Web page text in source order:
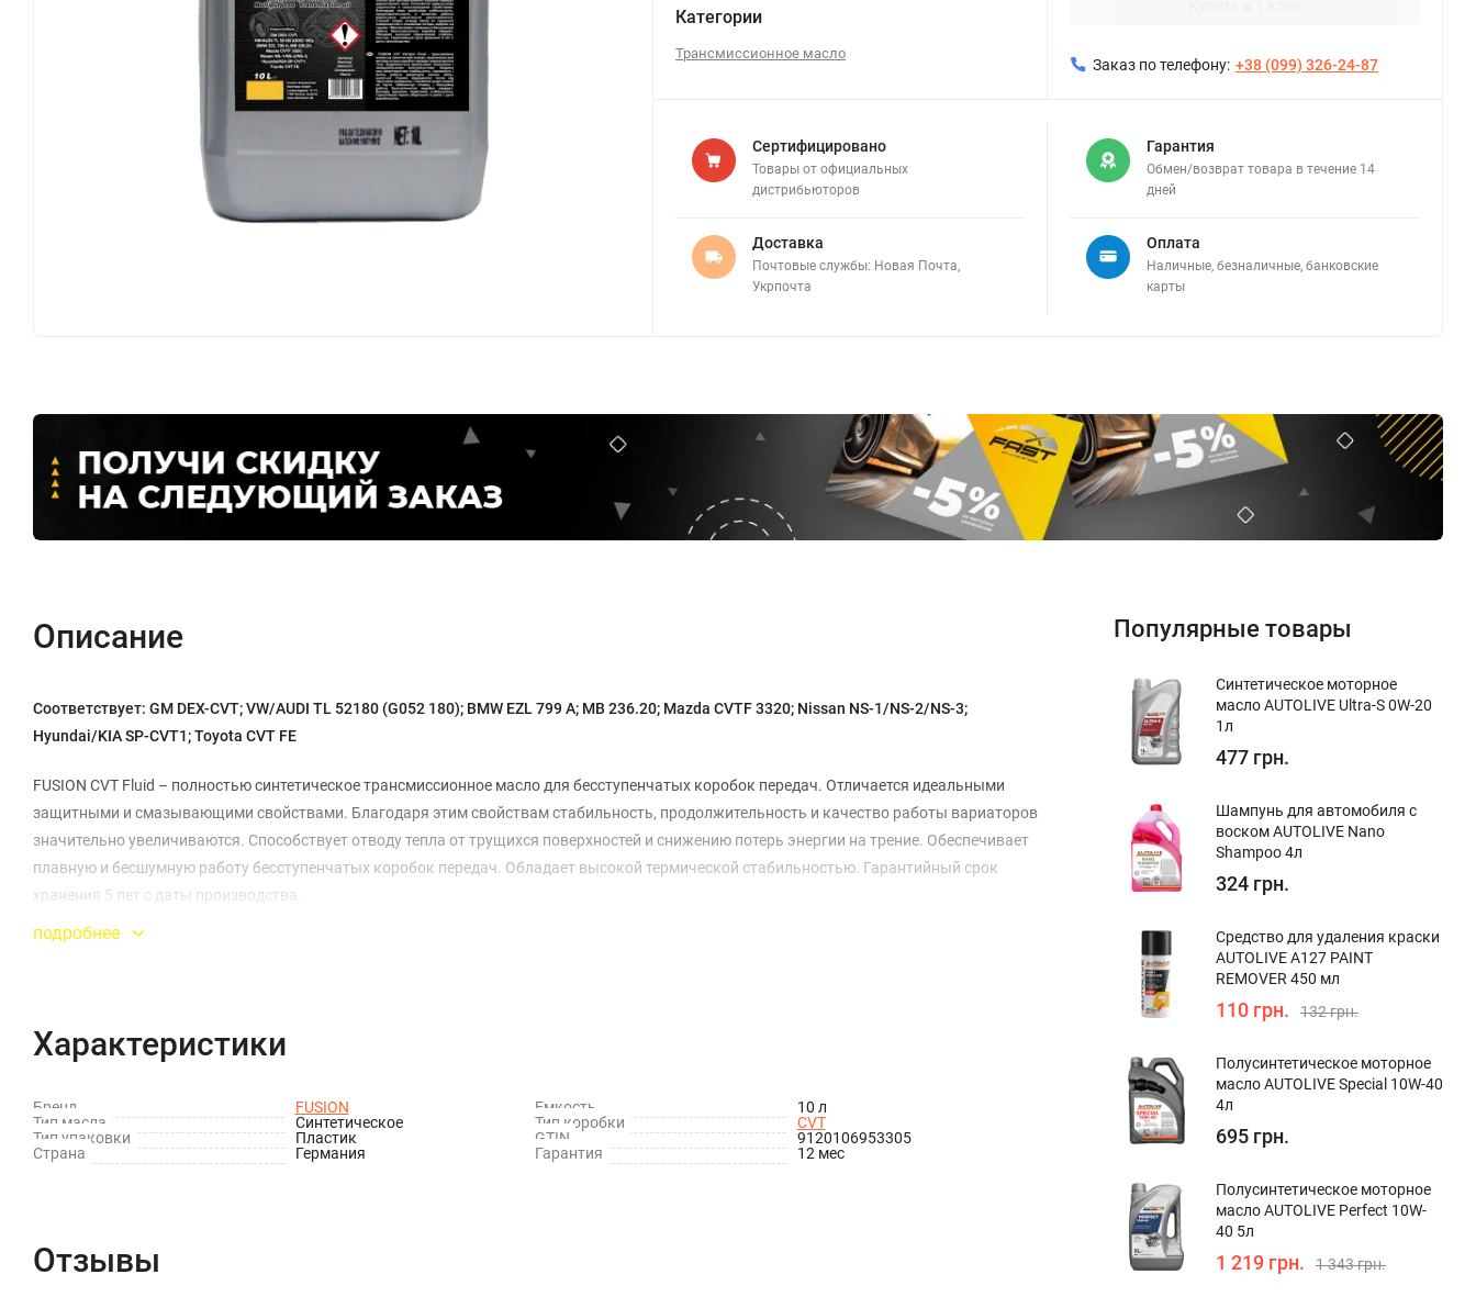
Категории
Трансмиссионное масло
Заказ по телефону: +38 (099) 326-24-87
Сертифицировано
Товары от официальных
дистрибьюторов
Доставка
Почтовые службы: Новая Почта,
Укрпочта
Гарантия
Обмен/возврат товара в течение 14
дней
Оплата
Наличные, безналичные, банковские
карты
Описание
Соответствует: GM DEX-CVT; VW/AUDI TL 52180 (G052 180); BMW EZL 799 A; MB 236.20; Mazda CVTF 3320; Nissan NS-1/NS-2/NS-3;
Hyundai/KIA SP-CVT1; Toyota CVT FE
FUSION CVT Fluid – полностью синтетическое трансмиссионное масло для бесступенчатых коробок передач. Отличается идеальными
защитными и смазывающими свойствами. Благодаря этим свойствам стабильность, продолжительность и качество работы вариаторов
значительно увеличиваются. Способствует отводу тепла от трущихся поверхностей и снижению потерь энергии на трение. Обеспечивает
плавную и бесшумную работу бесступенчатых коробок передач. Обладает высокой термической стабильностью. Гарантийный срок
хранения 5 лет с даты производства.
подробнее
Характеристики
Бренд FUSION Емкость
10 л
Тип масла
Синтетическое Тип коробки
CVT
Тип упаковки
Пластик GTIN
9120106953305
Страна
Германия Гарантия 12 мес
Отзывы
Популярные товары
Синтетическое моторное
масло AUTOLIVE Ultra-S 0W-20
1л
477 грн.
Шампунь для автомобиля с
воском AUTOLIVE Nano
Shampoo 4л
324 грн.
Средство для удаления краски
AUTOLIVE A127 PAINT
REMOVER 450 мл
110 грн. 132 грн.
Полуcинтетическое моторное
масло AUTOLIVE Special 10W-40
4л
695 грн.
Полуcинтетическое моторное
масло AUTOLIVE Perfect 10W-
40 5л
1 219 грн. 1 343 грн.